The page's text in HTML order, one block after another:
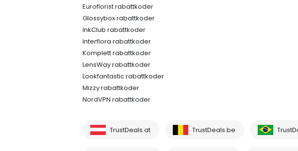
Euroflorist rabattkoder
Glossybox rabattkoder
InkClub rabattkoder
Interflora rabattkoder
Komplett rabattkoder
LensWay rabattkoder
Lookfantastic rabattkoder
Mizzy rabattkoder
NordVPN rabattkoder
TrustDeals.at TrustDeals.be